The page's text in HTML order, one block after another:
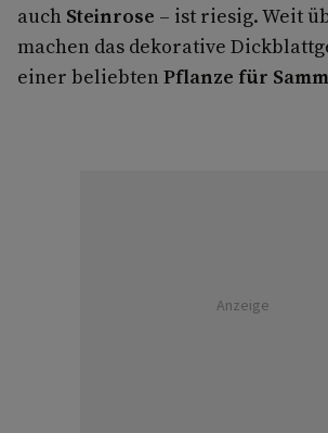
auch Steinrose – ist riesig. Weit
machen das dekorative
einer beliebten Pflanze für
Anzeige